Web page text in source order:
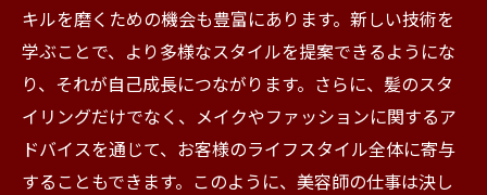
キルを磨くための機会も豊富にあります。新しい技術を
学ぶことで、より多様なスタイルを提案できるようにな
り、それが自己成長につながります。さらに、髪のスタ
イリングだけでなく、メイクやファッションに関するア
ドバイスを通じて、お客様のライフスタイル全体に寄与
することもできます。このように、美容師の仕事は決し